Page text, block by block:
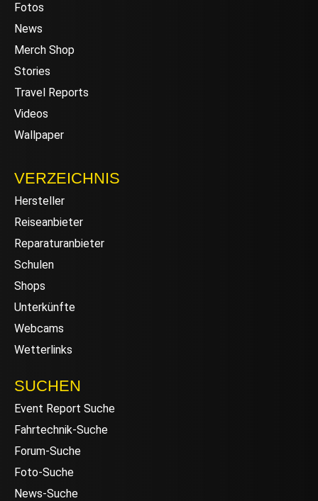
Fotos
News
Merch Shop
Stories
Travel Reports
Videos
Wallpaper
VERZEICHNIS
Hersteller
Reiseanbieter
Reparaturanbieter
Schulen
Shops
Unterkünfte
Webcams
Wetterlinks
SUCHEN
Event Report Suche
Fahrtechnik-Suche
Forum-Suche
Foto-Suche
News-Suche